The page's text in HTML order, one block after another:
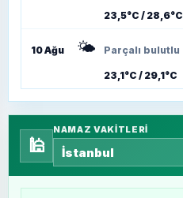
23,5°C / 28,6°C
10 Ağu 🌤️ Parçalı bulutlu
23,1°C / 29,1°C
🕌
NAMAZ VAKITLERI